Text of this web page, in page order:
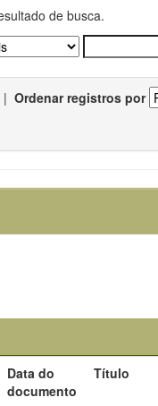
de busca.
| Ordenar registros por
Data do
documento
Título